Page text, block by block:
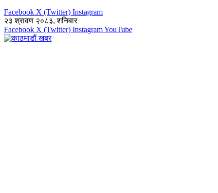
Facebook X (Twitter) Instagram
२३ श्रावण २०८३, शनिबार
Facebook X (Twitter) InstagramYouTube